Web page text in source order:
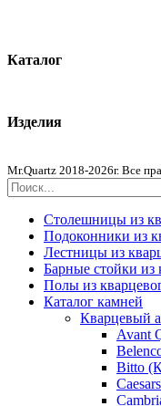
Каталог
Изделия
Mr.Quartz 2018-2026г. Все
Столешницы из
Подоконники из
Лестницы из
Барные стойки из
Полы из
Каталог камней
Кварцевый
Avant
Bitto